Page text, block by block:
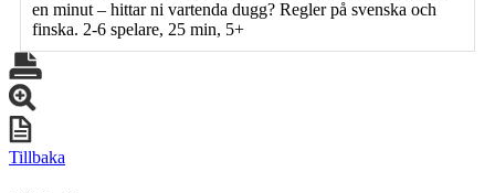
en minut – hittar ni vartenda dugg? Regler på svenska och
finska. 2-6 spelare, 25 min, 5+
Tillbaka